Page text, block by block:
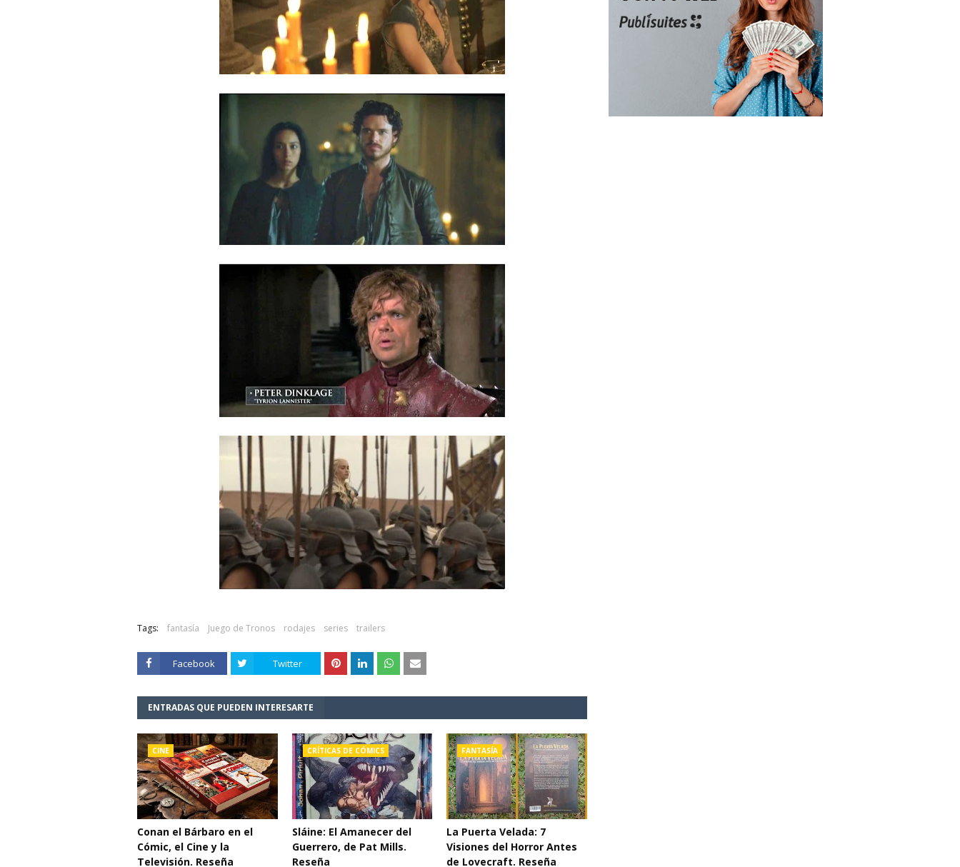
Tags: fantasía Juego de Tronos rodajes series trailers
Facebook Twitter
ENTRADAS QUE PUEDEN INTERESARTE
CINE
Conan el Bárbaro en el
Cómic, el Cine y la
Televisión. Reseña
CRÍTICAS DE CÓMICS
Sláine: El Amanecer del
Guerrero, de Pat Mills.
Reseña
FANTASÍA
La Puerta Velada: 7
Visiones del Horror Antes
de Lovecraft. Reseña